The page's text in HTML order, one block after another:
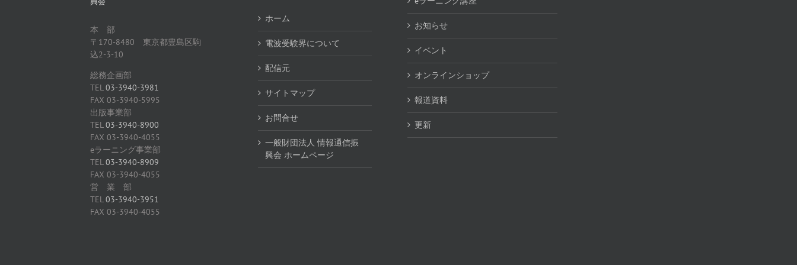
本 部
〒170-8480 東京都豊島区駒
込2-3-10
総務企画部
TEL03-3940-3981
FAX 03-3940-5995
出版事業部
TEL03-3940-8900
FAX 03-3940-4055
eラーニング事業部
TEL03-3940-8909
FAX 03-3940-4055
営 業 部
TEL03-3940-3951
FAX 03-3940-4055
ホーム
電波受験界について
配信元
サイトマップ
お問合せ
一般財団法人 情報通信振
興会 ホームページ
お知らせ
イベント
オンラインショップ
報道資料
更新